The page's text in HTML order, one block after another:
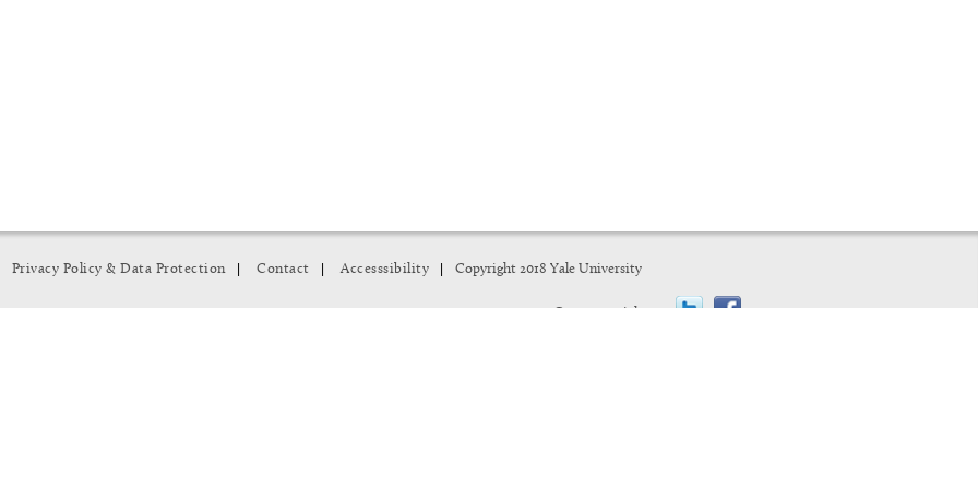
Privacy Policy & Data Protection Contact Accesssibility Copyright 2018 Yale University